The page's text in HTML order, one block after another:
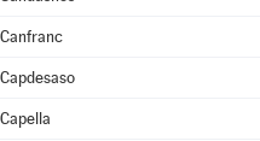
Canfranc
Capdesaso
Capella